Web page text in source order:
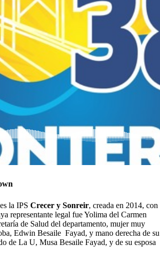
la IPS Crecer y Sonreir, creada en 2014, con
representante legal fue Yolima del Carmen
de Salud del departamento, mujer muy
Edwin Besaile Fayad, y mano derecha de su
de La U, Musa Besaile Fayad, y de su esposa